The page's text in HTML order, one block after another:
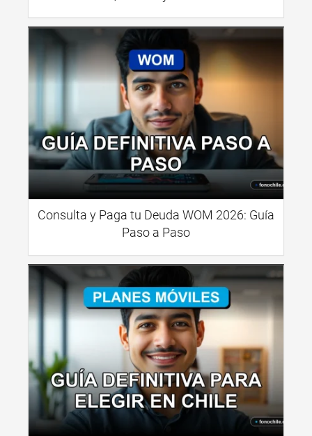
Consulta y Paga tu Deuda WOM 2026: Guía
Paso a Paso